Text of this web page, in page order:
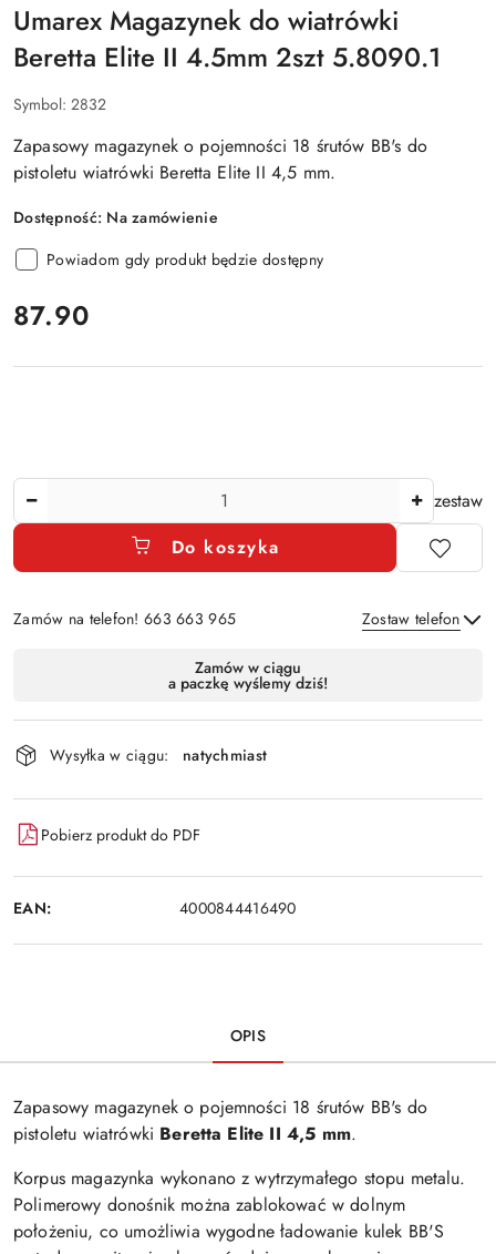
Umarex Magazynek do wiatrówki
Beretta Elite II 4.5mm 2szt 5.8090.1
Symbol: 2832
Zapasowy magazynek o pojemności 18 śrutów BB's do
pistoletu wiatrówki Beretta Elite II 4,5 mm.
Dostępność: Na zamówienie
Powiadom gdy produkt będzie dostępny
cena:
87.90
zestaw
Do koszyka
Zamów na telefon! 663 663 965 Zostaw telefon
Wyślij
dostawa
Zamów w ciągu
a paczkę wyślemy dziś!
Wysyłka w ciągu: natychmiast
Pobierz produkt do PDF
EAN: 4000844416490
OPIS
Zapasowy magazynek o pojemności 18 śrutów BB's do
pistoletu wiatrówki Beretta Elite II 4,5 mm.
Korpus magazynka wykonano z wytrzymałego stopu metalu.
Polimerowy donośnik można zablokować w dolnym
położeniu, co umożliwia wygodne ładowanie kulek BB'S